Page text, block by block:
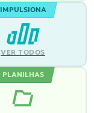
IMPULSIONA
VER TODOS
PLANILHAS